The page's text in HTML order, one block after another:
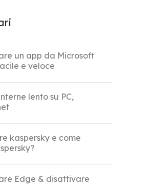
un app da Microsoft
e veloce
lento su PC,
kaspersky e come
Edge & disattivare